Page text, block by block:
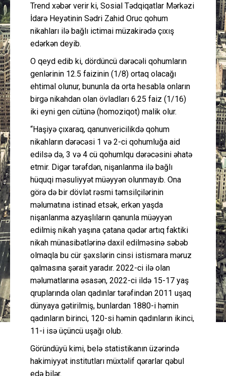
Əlaqə
Trend xəbər verir ki, Sosial Tədqiqatlar Mərkəzi
İdarə Heyətinin Sədri Zahid Oruc qohum
nikahları ilə bağlı ictimai müzakirədə çıxış
edərkən deyib.
O qeyd edib ki, dördüncü dərəcəli qohumların
genlərinin 12.5 faizinin (1/8) ortaq olacağı
ehtimal olunur, bununla da orta hesabla onların
birgə nikahdan olan övladları 6.25 faiz (1/16)
iki eyni gen cütünə (homoziqot) malik olur.
“Haşiyə çıxaraq, qanunvericilikdə qohum
nikahların dərəcəsi 1 və 2-ci qohumluğa aid
edilsə də, 3 və 4 cü qohumlqu dərəcəsini əhatə
etmir. Digər tərəfdən, nişanlanma ilə bağlı
hüquqi məsuliyyət müəyyən olunmayıb. Ona
görə də bir dövlət rəsmi təmsilçilərinin
məlumatına istinad etsək, erkən yaşda
nişanlanma azyaşlıların qanunla müəyyən
edilmiş nikah yaşına çatana qədər artıq faktiki
nikah münasibətlərinə daxil edilməsinə səbəb
olmaqla bu cür şəxslərin cinsi istismara məruz
qalmasına şərait yaradır. 2022-ci ilə olan
məlumatlarına əsasən, 2022-ci ildə 15-17 yaş
qruplarında olan qadınlar tərəfindən 2011 uşaq
dünyaya gətirilmiş, bunlardan 1880-i həmin
qadınların birinci, 120-si həmin qadınların ikinci,
11-i isə üçüncü uşağı olub.
Göründüyü kimi, belə statistikanın üzərində
hakimiyyət institutları müxtəlif qərarlar qəbul
edə bilər.